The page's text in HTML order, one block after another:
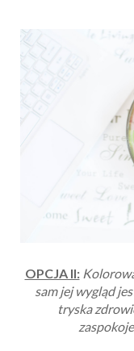
OPCJA II:
sam jej wygląd
tryska